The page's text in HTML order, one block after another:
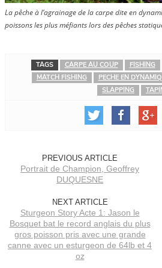
La pêche à l’agrainage de la carpe dite en
poissons les plus méfiants lors des pêches
TAGS CARPE AU COUP FISHING
MATCH FISHING
PECHE EN
SLAPPING
PREVIOUS ARTICLE
Portrait de Champion, Geoffrey
DUQUESNE
NEXT ARTICLE
Sturgeon Story Acte 1: Jason le
Bosquet bat le record anglais du plus
gros poisson pris avec une grande
canne avec un esturgeon de 64lb et 4
oz